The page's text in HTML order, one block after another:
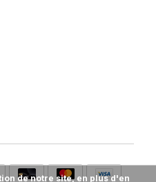
de notre site, en plus d'en